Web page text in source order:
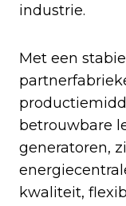
industrie.
Met een
betrouwbare
generatoren,
kwaliteit,